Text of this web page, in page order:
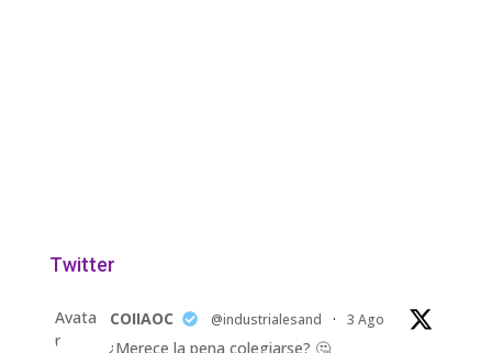
Twitter
Avata
r
COIIAOC @industrialesand · 3 Ago
¿Merece la pena colegiarse? 🤔